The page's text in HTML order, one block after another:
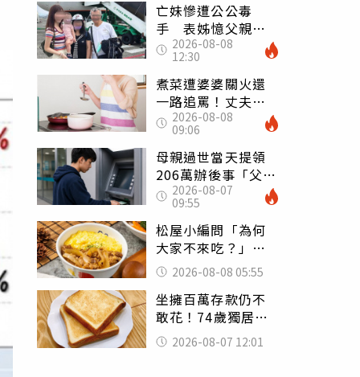
亡妹慘遭公公毒
手 表姊憶父親節
前夕：小舅舅仍到
殯儀館陪她說話
2026-08-08
12:30
煮菜遭婆婆關火還
一路追罵！丈夫勸
別計較「媽媽老
了」 人妻超崩
潰：我像台傭
2026-08-08
09:06
母親過世當天提領
206萬辦後事「父子
遭判刑」 律師：
搶錢先下手是罪
2026-08-07
09:55
松屋小編問「為何
大家不來吃？」
一票人點出3大問
題：滿手好牌打到
爛
2026-08-08 05:55
坐擁百萬存款仍不
敢花！74歲獨居翁
「1餐只吃1片吐
司」 半年後暴瘦
2026-08-07 12:01